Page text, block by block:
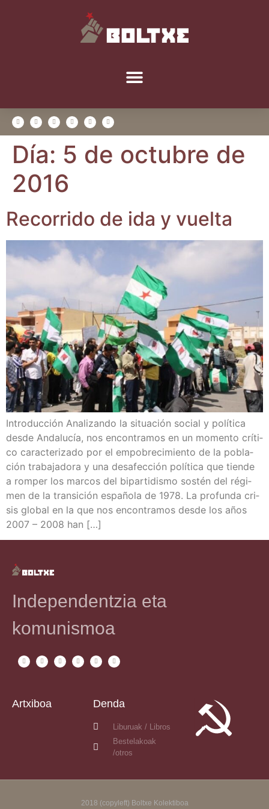
Día: 5 de octubre de
2016
Reco­rri­do de ida y vuelta
Intro­duc­ción Ana­li­zan­do la situa­ción social y polí­ti­ca
des­de Anda­lu­cía, nos encon­tra­mos en un momen­to crí­ti­
co carac­te­ri­za­do por el empo­bre­ci­mien­to de la pobla­
ción tra­ba­ja­do­ra y una des­afec­ción polí­ti­ca que tien­de
a rom­per los mar­cos del bipar­ti­dis­mo sos­tén del régi­
men de la tran­si­ción espa­ño­la de 1978. La pro­fun­da cri­
sis glo­bal en la que nos encon­tra­mos des­de los años
2007 – 2008 han […]
Independentzia eta
komunismoa
Artxiboa Denda
Liburuak / Libros
Bestelakoak
/otros
2018 (copyleft) Boltxe Kolektiboa